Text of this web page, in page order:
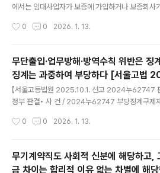
제처 25-0800]
에서는 임대사업자가 보증에 가입하거나 보증회사
지 관련 자료(이하 “보증자료”라 함)를 제출하여야
고 관련 통계의 정확성을 제고하며 부동산 정책 등
체계(이하 “정보체계”라 함)를 구축·운영할 수 있
보증자료를 종이문서로 제출하는 경우뿐만 아니라
우에도, 민간임대주택법 제49조제6항 전단에 따
0 0 2026. 1. 13.
무단출입·업무방해·방역수칙 위반은
징계는 과중하여 부당하다 [서울고법
2022구합4967]
【서울고등법원 2025.10.1. 선고 2024누62747
정부 판결• 사 건 / 2024누62747 부당징계구제
제1심판결 / 서울행정법원 2024.9.5. 선고 2022
위원회가 2022.11.9. 원고와 피고보조참가인(이하
0 0 2026. 1. 13.
무기계약직도 사회적 신분에 해당하고,
금 차이는 합리적 이유 없는 차별에 해